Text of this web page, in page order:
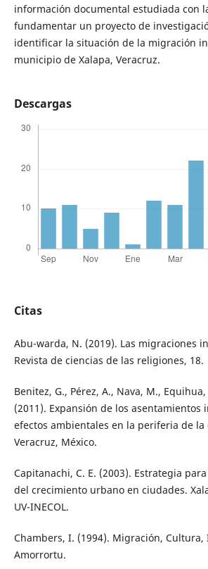
información documental estudiada con
fundamentar un proyecto de
identificar la situación de la migración
municipio de Xalapa, Veracruz.
Descargas
Citas
Abu-warda, N. (2019). Las migraciones
Revista de ciencias de las religiones, 18.
Benitez, G., Pérez, A., Nava, M., Equihua,
(2011). Expansión de los asentamientos
efectos ambientales en la periferia de la
Veracruz, México.
Capitanachi, C. E. (2003). Estrategia
del crecimiento urbano en ciudades.
UV-INECOL.
Chambers, I. (1994). Migración,
Amorrortu.